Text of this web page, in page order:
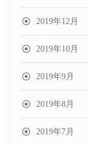
2019年12月
2019年10月
2019年9月
2019年8月
2019年7月